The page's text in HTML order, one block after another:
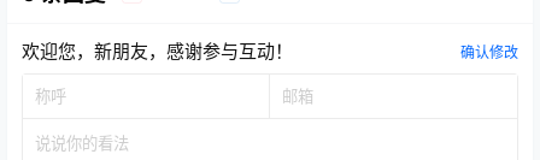
欢迎您，新朋友，感谢参与互动！ 确认修改